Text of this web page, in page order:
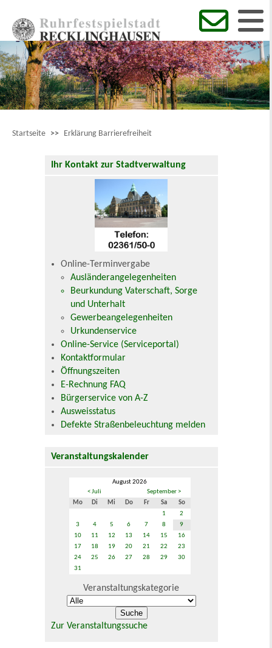
Startseite >> Erklärung Barrierefreiheit
Ihr Kontakt zur Stadtverwaltung
Online-Terminvergabe
Ausländerangelegenheiten
Beurkundung Vaterschaft, Sorge
und Unterhalt
Gewerbeangelegenheiten
Urkundenservice
Online-Service (Serviceportal)
Kontaktformular
Öffnungszeiten
E-Rechnung FAQ
Bürgerservice von A-Z
Ausweisstatus
Defekte Straßenbeleuchtung melden
Veranstaltungskalender
August 2026
< Juli
September >
Mo
Di Mi Do Fr Sa
So
1
2
3
4 5 6 7 8
9
10
11 12 13 14 15
16
17
18 19 20 21 22
23
24
25 26 27 28 29
30
31
Veranstaltungskategorie
Zur Veranstaltungssuche